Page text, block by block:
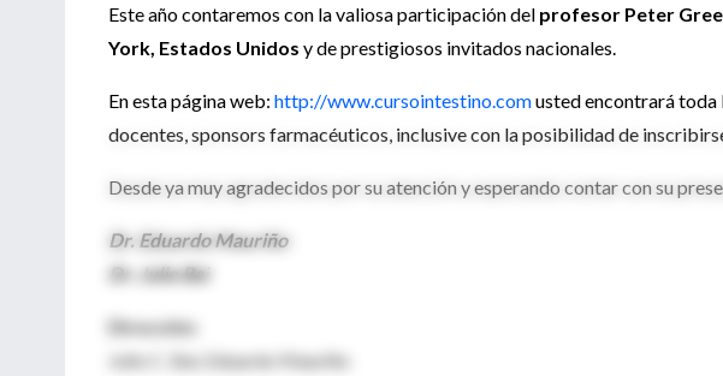
Este año contaremos con la valiosa participación del profesor Peter
York, Estados Unidos y de prestigiosos invitados nacionales.
En esta página web: http://www.cursointestino.comusted encontrará toda
docentes, sponsors farmacéuticos, inclusive con la posibilidad de
Desde ya muy agradecidos por su atención y esperando contar con su
Dr. Eduardo Mauriño
Dr. Julio Bai
Dirección:
Julio C. Bai, Eduardo Mauriño